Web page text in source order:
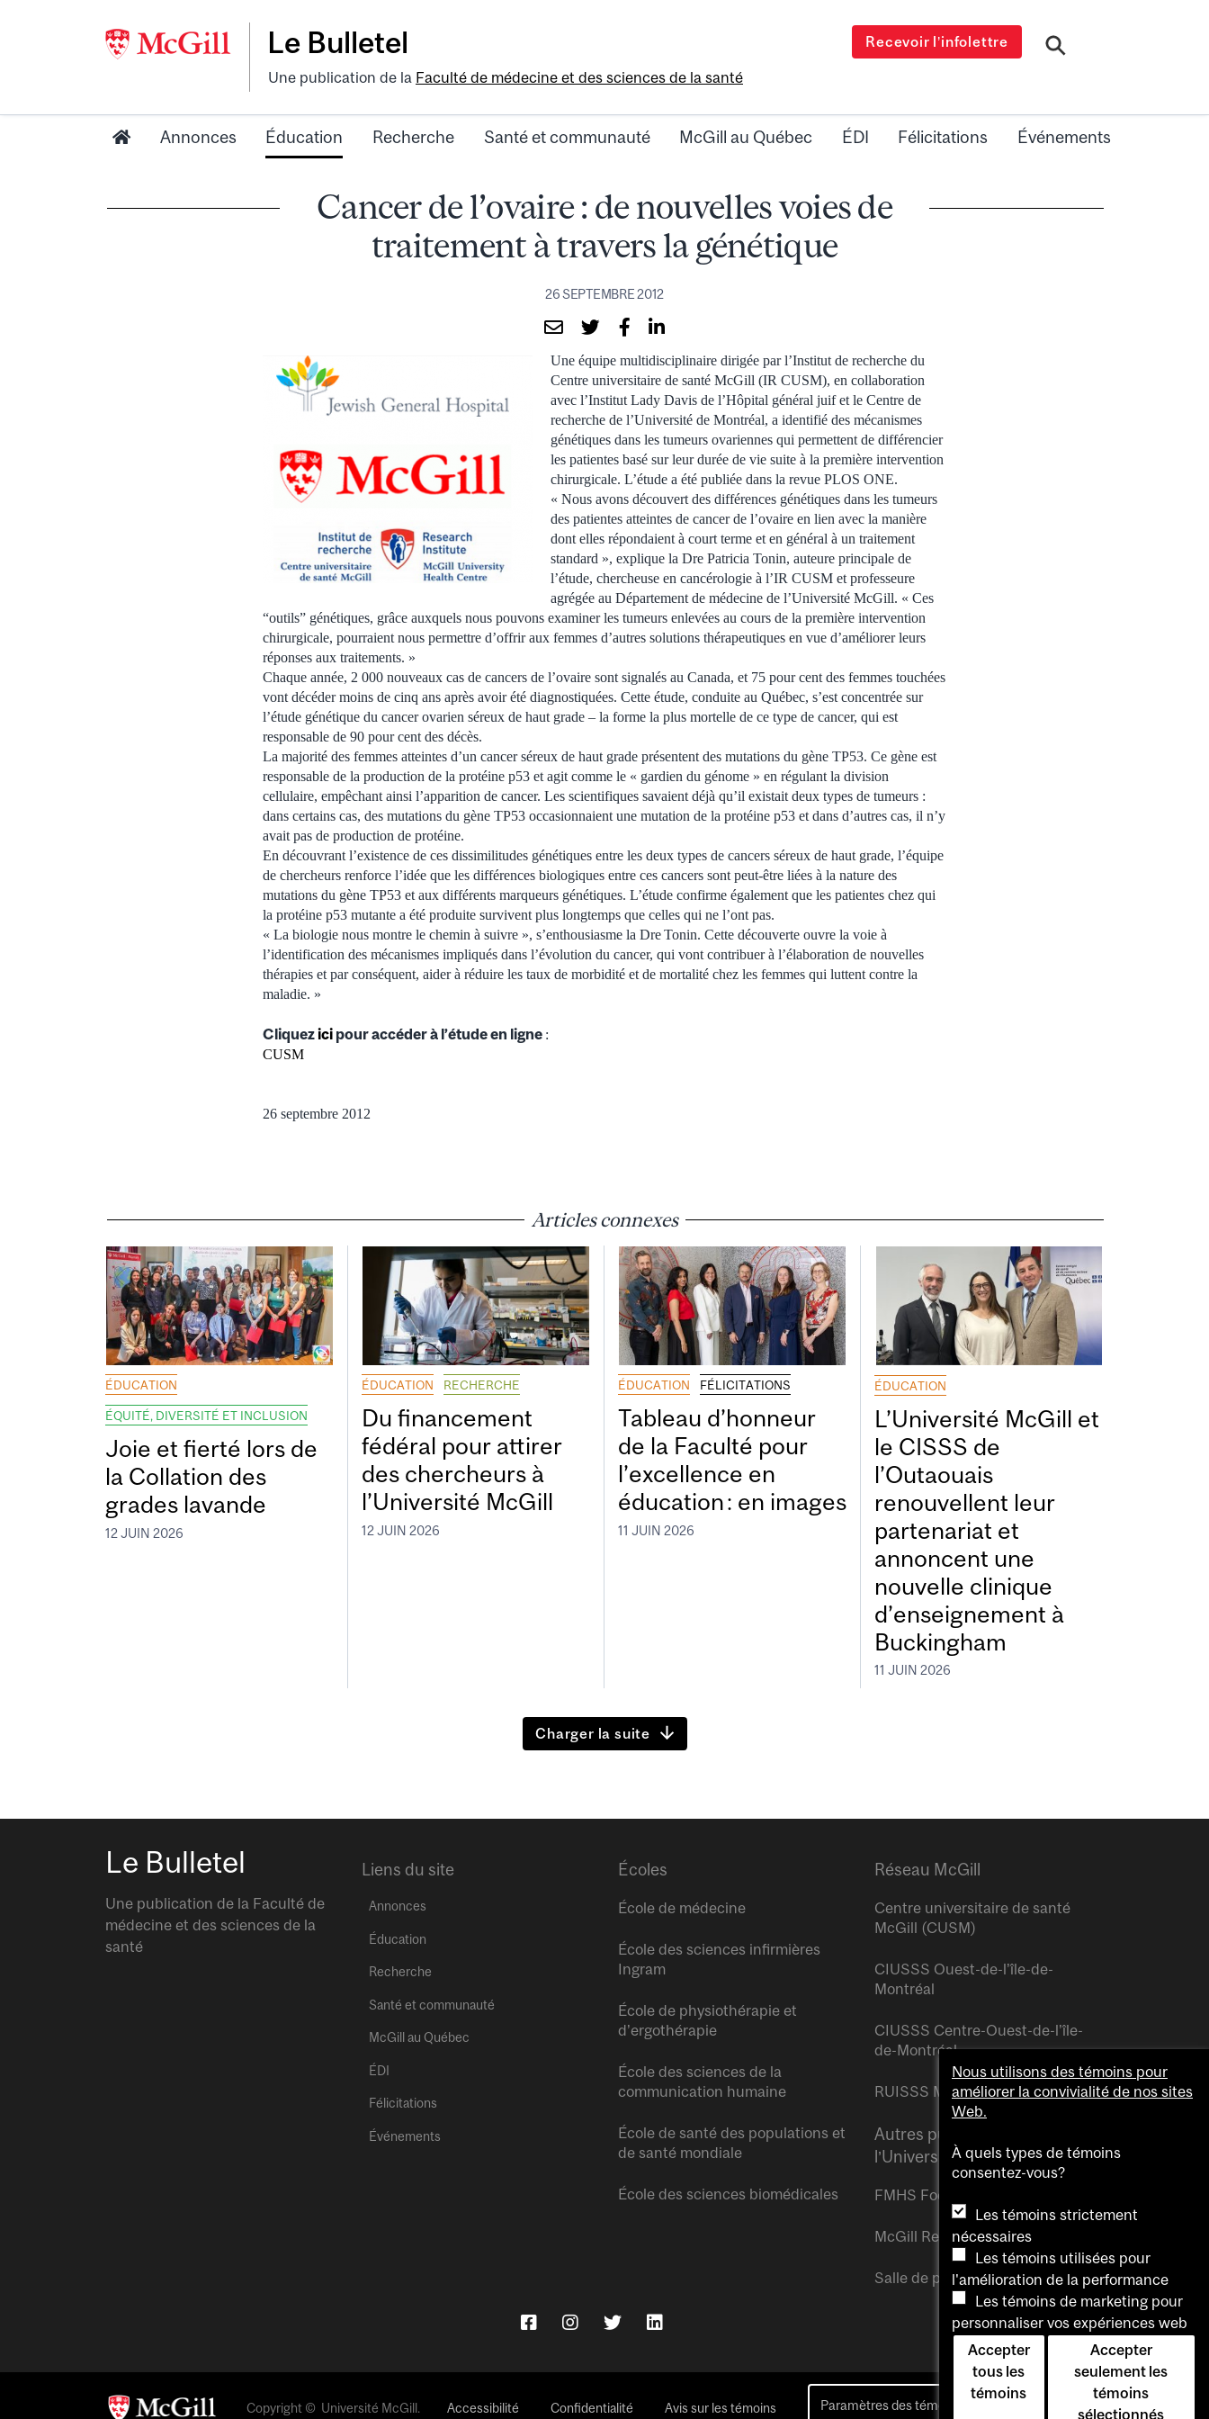
Le Bulletel
Une publication de la Faculté de médecine et des sciences de la santé
Recevoir l’infolettre
Annonces Éducation Recherche Santé et communauté McGill au Québec ÉDI Félicitations Événements
Cancer de l’ovaire : de nouvelles voies de
traitement à travers la génétique
26 SEPTEMBRE 2012
Une équipe multidisciplinaire dirigée par l’Institut de recherche du
Centre universitaire de santé McGill (IR CUSM), en collaboration
avec l’Institut Lady Davis de l’Hôpital général juif et le Centre de
recherche de l’Université de Montréal, a identifié des mécanismes
génétiques dans les tumeurs ovariennes qui permettent de différencier
les patientes basé sur leur durée de vie suite à la première intervention
chirurgicale. L’étude a été publiée dans la revue PLOS ONE.
« Nous avons découvert des différences génétiques dans les tumeurs
des patientes atteintes de cancer de l’ovaire en lien avec la manière
dont elles répondaient à court terme et en général à un traitement
standard », explique la Dre Patricia Tonin, auteure principale de
l’étude, chercheuse en cancérologie à l’IR CUSM et professeure
agrégée au Département de médecine de l’Université McGill. « Ces
“outils” génétiques, grâce auxquels nous pouvons examiner les tumeurs enlevées au cours de la première intervention
chirurgicale, pourraient nous permettre d’offrir aux femmes d’autres solutions thérapeutiques en vue d’améliorer leurs
réponses aux traitements. »
Chaque année, 2 000 nouveaux cas de cancers de l’ovaire sont signalés au Canada, et 75 pour cent des femmes touchées
vont décéder moins de cinq ans après avoir été diagnostiquées. Cette étude, conduite au Québec, s’est concentrée sur
l’étude génétique du cancer ovarien séreux de haut grade – la forme la plus mortelle de ce type de cancer, qui est
responsable de 90 pour cent des décès.
La majorité des femmes atteintes d’un cancer séreux de haut grade présentent des mutations du gène TP53. Ce gène est
responsable de la production de la protéine p53 et agit comme le « gardien du génome » en régulant la division
cellulaire, empêchant ainsi l’apparition de cancer. Les scientifiques savaient déjà qu’il existait deux types de tumeurs :
dans certains cas, des mutations du gène TP53 occasionnaient une mutation de la protéine p53 et dans d’autres cas, il n’y
avait pas de production de protéine.
En découvrant l’existence de ces dissimilitudes génétiques entre les deux types de cancers séreux de haut grade, l’équipe
de chercheurs renforce l’idée que les différences biologiques entre ces cancers sont peut-être liées à la nature des
mutations du gène TP53 et aux différents marqueurs génétiques. L’étude confirme également que les patientes chez qui
la protéine p53 mutante a été produite survivent plus longtemps que celles qui ne l’ont pas.
« La biologie nous montre le chemin à suivre », s’enthousiasme la DreTonin. Cette découverte ouvre la voie à
l’identification des mécanismes impliqués dans l’évolution du cancer, qui vont contribuer à l’élaboration de nouvelles
thérapies et par conséquent, aider à réduire les taux de morbidité et de mortalité chez les femmes qui luttent contre la
maladie. »
Cliquezici pour accéder à l’étude en ligne :
CUSM
26 septembre 2012
Articles connexes
ÉDUCATION
ÉQUITÉ, DIVERSITÉ ET INCLUSION
Joie et fierté lors de
la Collation des
grades lavande
12 JUIN 2026
ÉDUCATION RECHERCHE
Du financement
fédéral pour attirer
des chercheurs à
l’Université McGill
12 JUIN 2026
ÉDUCATION FÉLICITATIONS
Tableau d’honneur
de la Faculté pour
l’excellence en
éducation : en images
11 JUIN 2026
ÉDUCATION
L’Université McGill et
le CISSS de
l’Outaouais
renouvellent leur
partenariat et
annoncent une
nouvelle clinique
d’enseignement à
Buckingham
11 JUIN 2026
Charger la suite
Le Bulletel
Une publication de la Faculté de
médecine et des sciences de la
santé
Liens du site
Annonces
Éducation
Recherche
Santé et communauté
McGill au Québec
ÉDI
Félicitations
Événements
Écoles
École de médecine
École des sciences infirmières
Ingram
École de physiothérapie et
d’ergothérapie
École des sciences de la
communication humaine
École de santé des populations et
de santé mondiale
École des sciences biomédicales
Réseau McGill
Centre universitaire de santé
McGill (CUSM)
CIUSSS Ouest-de-l’île-de-
Montréal
CIUSSS Centre-Ouest-de-l’île-
de-Montréal
RUISSS McGill
Autres publications de
l’Université McGill
FMHS Focus
McGill Reporter
Salle de presse McGill
Copyright © Université McGill. Accessibilité Confidentialité Avis sur les témoins Paramètres des témoins Pour nous joindre
Nous utilisons des témoins pour
améliorer la convivialité de nos sites
Web.
À quels types de témoins
consentez-vous?
Les témoins strictement
nécessaires
Les témoins utilisées pour
l'amélioration de la performance
Les témoins de marketing pour
personnaliser vos expériences web
Accepter
tous les
témoins
Accepter
seulement les
témoins
sélectionnés